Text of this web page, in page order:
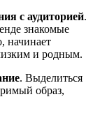
с аудиторией.
знакомые
начинает
и родным.
. Выделиться
образ,